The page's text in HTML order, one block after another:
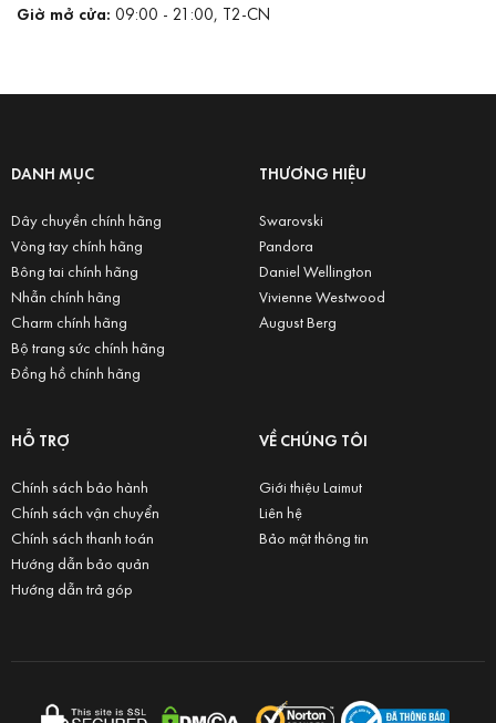
Giờ mở cửa: 09:00 - 21:00, T2-CN
DANH MỤC
Dây chuyền chính hãng
Vòng tay chính hãng
Bông tai chính hãng
Nhẫn chính hãng
Charm chính hãng
Bộ trang sức chính hãng
Đồng hồ chính hãng
THƯƠNG HIỆU
Swarovski
Pandora
Daniel Wellington
Vivienne Westwood
August Berg
HỖ TRỢ
Chính sách bảo hành
Chính sách vận chuyển
Chính sách thanh toán
Hướng dẫn bảo quản
Hướng dẫn trả góp
VỀ CHÚNG TÔI
Giới thiệu Laimut
Liên hệ
Bảo mật thông tin